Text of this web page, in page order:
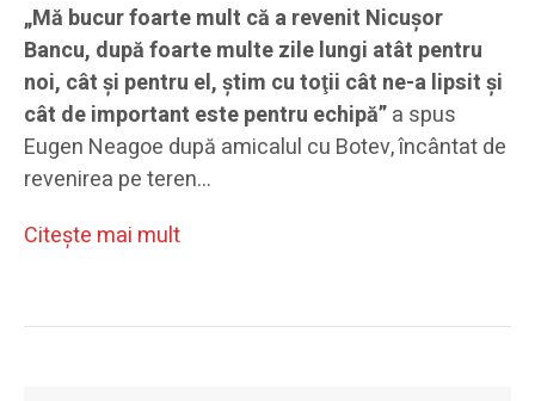
„Mă bucur foarte mult că a revenit Nicuşor
Bancu, după foarte multe zile lungi atât pentru
noi, cât şi pentru el, ştim cu toţii cât ne-a lipsit şi
cât de important este pentru echipă”a spus
Eugen Neagoe după amicalul cu Botev, încântat de
revenirea pe teren…
Citeşte mai mult